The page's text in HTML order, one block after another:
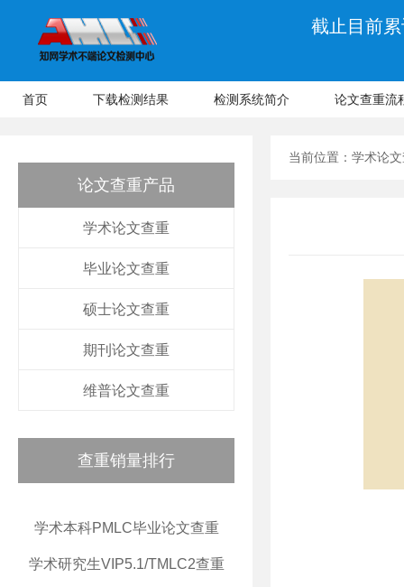
截止目前
首页 下载检测结果 检测系统简介 论文查重流
论文查重产品
学术论文查重
毕业论文查重
硕士论文查重
期刊论文查重
维普论文查重
查重销量排行
学术本科PMLC毕业论文查重
学术研究生VIP5.1/TMLC2查重
当前位置： 学术论